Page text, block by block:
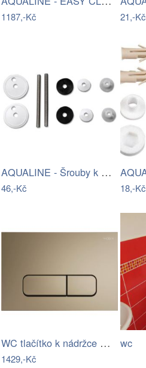
1187,-Kč 21,-Kč
AQUALINE - Šrouby k WC dřevěným…
46,-Kč 18,-Kč
WC tlačítko k nádržce MEXEN FENIX II…
1429,-Kč
wc